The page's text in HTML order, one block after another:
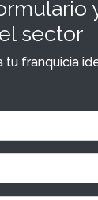
sector
tu franquicia